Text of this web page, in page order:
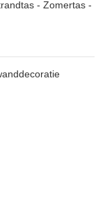
- Zomertas -